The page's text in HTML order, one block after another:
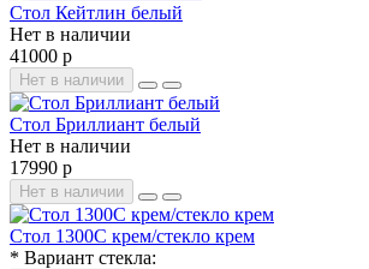
Стол Кейтлин белый
Нет в наличии
41000 р
Нет в наличии
Стол Бриллиант белый
Нет в наличии
17990 р
Нет в наличии
Стол 1300С крем/стекло крем
* Вариант стекла: